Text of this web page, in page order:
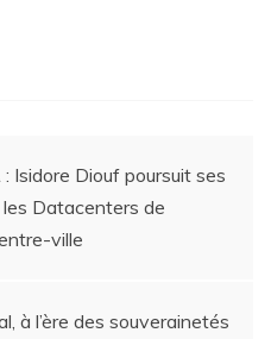
Isidore Diouf poursuit ses
Datacenters de
ville
à l’ère des souverainetés